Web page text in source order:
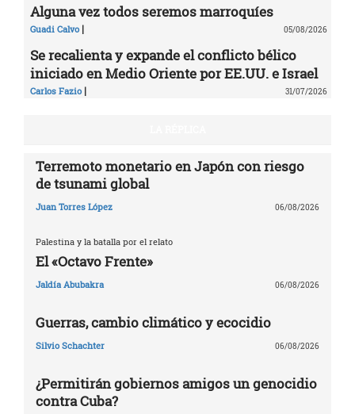
Alguna vez todos seremos marroquíes
Guadi Calvo | 05/08/2026
Se recalienta y expande el conflicto bélico
iniciado en Medio Oriente por EE.UU. e Israel
Carlos Fazio | 31/07/2026
Terremoto monetario en Japón con riesgo
de tsunami global
Juan Torres López 06/08/2026
Palestina y la batalla por el relato
El «Octavo Frente»
Jaldía Abubakra 06/08/2026
Guerras, cambio climático y ecocidio
Silvio Schachter 06/08/2026
¿Permitirán gobiernos amigos un genocidio
contra Cuba?